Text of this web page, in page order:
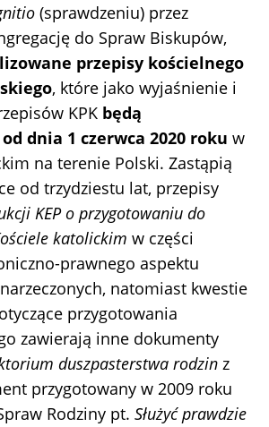
(sprawdzeniu) przez
do Spraw Biskupów,
przepisy kościelnego
, które jako wyjaśnienie i
KPK będą
dnia 1 czerwca 2020 roku w
na terenie Polski. Zastąpią
od trzydziestu lat, przepisy
KEP o przygotowaniu do
katolickim w części
prawnego aspektu
natomiast kwestie
przygotowania
zawierają inne dokumenty
duszpasterstwa rodzin z
przygotowany w 2009 roku
Rodziny pt. Służyć prawdzie